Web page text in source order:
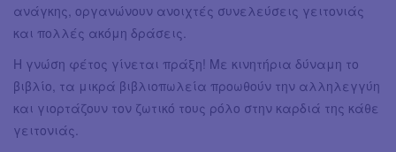
ανάγκης, οργανώνουν ανοιχτές συνελεύσεις γειτονιάς
και πολλές ακόμη δράσεις.
Η γνώση φέτος γίνεται πράξη! Με κινητήρια δύναμη το
βιβλίο, τα μικρά βιβλιοπωλεία προωθούν την αλληλεγγύη
και γιορτάζουν τον ζωτικό τους ρόλο στην καρδιά της κάθε
γειτονιάς.